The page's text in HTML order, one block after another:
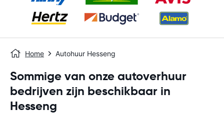
Home Autohuur Hesseng
Sommige van onze autoverhuur
bedrijven zijn beschikbaar in
Hesseng